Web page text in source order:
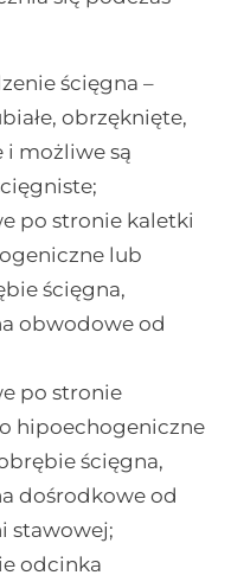
ścięgna –
obrzęknięte,
możliwe są
po stronie kaletki
lub
ścięgna,
obwodowe od
po stronie
hipoechogeniczne
ścięgna,
dośrodkowe od
stawowej;
odcinka